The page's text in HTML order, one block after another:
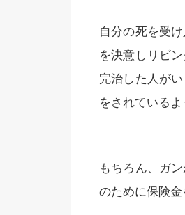
自分の死を受
を決意しリビ
完治した人が
をされている
もちろん、ガ
のために保険金